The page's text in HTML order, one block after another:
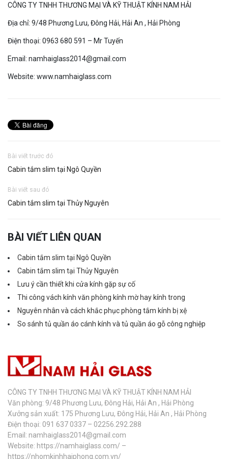
CÔNG TY TNHH THƯƠNG MẠI VÀ KỸ THUẬT KÍNH NAM HẢI
Địa chỉ: 9/48 Phương Lưu, Đông Hải, Hải An , Hải Phòng
Điện thoại: 0963 680 591 – Mr Tuyến
Email: namhaiglass2014@gmail.com
Website: www.namhaiglass.com
Bài viết trước đó
Cabin tắm slim tại Ngô Quyền
Bài viết sau đó
Cabin tắm slim tại Thủy Nguyên
BÀI VIẾT LIÊN QUAN
Cabin tắm slim tại Ngô Quyền
Cabin tắm slim tại Thủy Nguyên
Lưu ý cần thiết khi cửa kính gặp sự cố
Thi công vách kính văn phòng kính mờ hay kính trong
Nguyên nhân và cách khắc phục phòng tắm kính bị xệ
So sánh tủ quần áo cánh kính và tủ quần áo gỗ công nghiệp
CÔNG TY TNHH THƯƠNG MẠI VÀ KỸ THUẬT KÍNH NAM HẢI
Văn phòng: 9/48 Phương Lưu, Đông Hải, Hải An , Hải Phòng
Xưởng sản xuất: 175 Phương Lưu, Đông Hải, Hải An , Hải Phòng
Điện thoại: 091 637 0337 – 02256.292.288
Email: namhaiglass2014@gmail.com
Website: https://namhaiglass.com/ –
https://nhomkinhhaiphong.com.vn/